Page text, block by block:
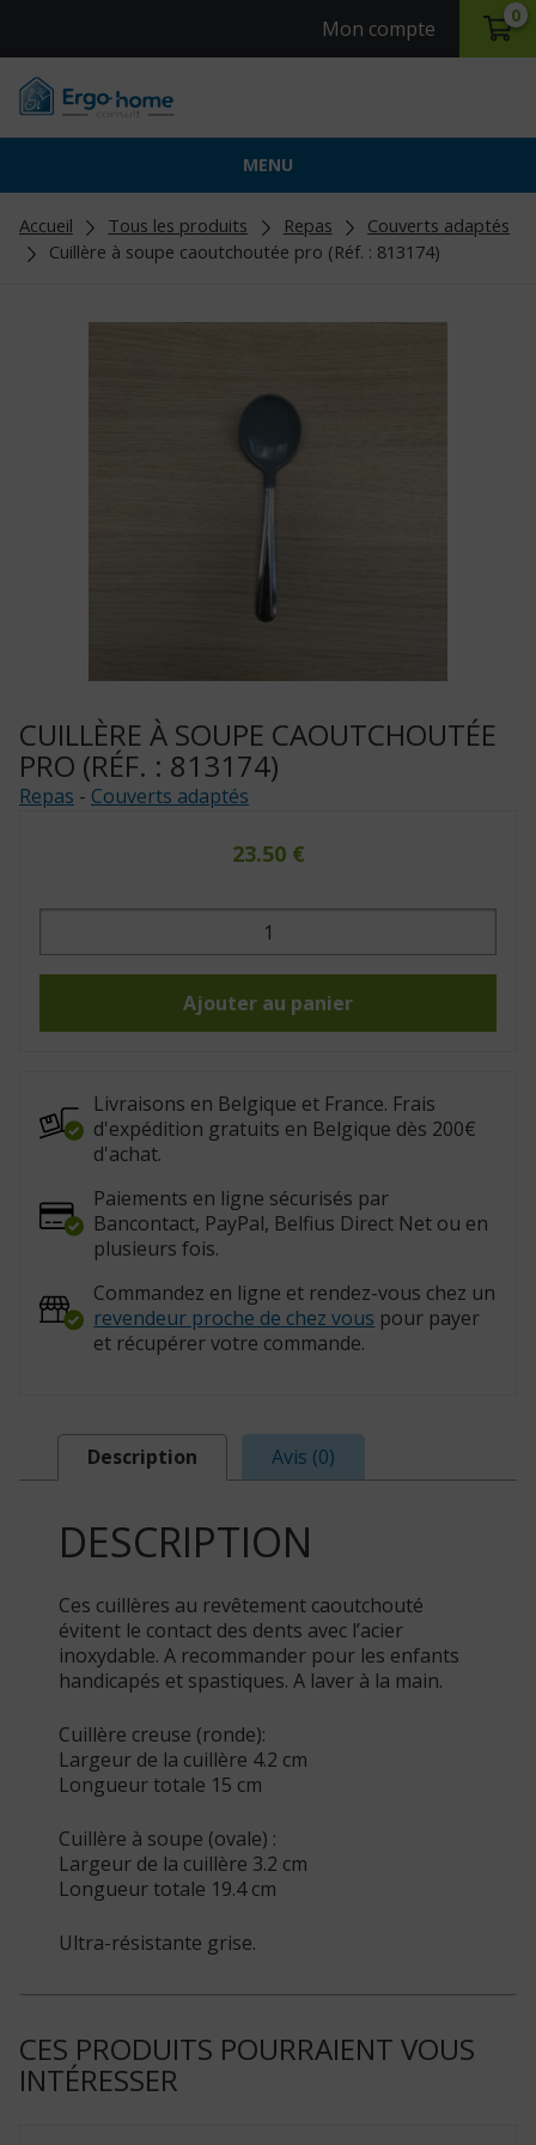
Mon compte
0
MENU
Accueil Tous les produits Repas
Couverts adaptés
Cuillère à soupe caoutchoutée pro (Réf. : 813174)
CUILLÈRE À SOUPE CAOUTCHOUTÉE
PRO (RÉF. : 813174)
Repas - Couverts adaptés
23.50 €
quantité
Cuillère
(Réf.
Ajouter au panier
Livraisons en Belgique et France. Frais
d'expédition gratuits en Belgique dès 200€
d'achat.
Paiements en ligne sécurisés par
Bancontact, PayPal, Belfius Direct Net ou en
plusieurs fois.
Commandez en ligne et rendez-vous chez un
revendeur proche de chez vous pour payer
et récupérer votre commande.
Description Avis (0)
DESCRIPTION
Ces cuillères au revêtement caoutchouté
évitent le contact des dents avec l’acier
inoxydable. A recommander pour les enfants
handicapés et spastiques. A laver à la main.
Cuillère creuse (ronde):
Largeur de la cuillère 4.2 cm
Longueur totale 15 cm
Cuillère à soupe (ovale) :
Largeur de la cuillère 3.2 cm
Longueur totale 19.4 cm
Ultra-résistante grise.
CES PRODUITS POURRAIENT VOUS
INTÉRESSER